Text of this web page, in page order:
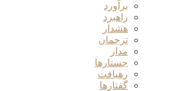
برآورد
راهبرد
هشدار
ترجمان
مدار
جستارها
رهیافت
گفتارها